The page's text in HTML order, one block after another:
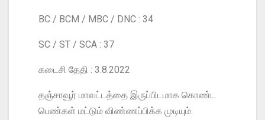
BC / BCM / MBC / DNC : 34
SC / ST / SCA : 37
கடைசி தேதி : 3.8.2022
தஞ்சாவூர் மாவட்டத்தை இருப்பிடமாக கொண்ட
பெண்கள் மட்டும் விண்ணப்பிக்க முடியும்.